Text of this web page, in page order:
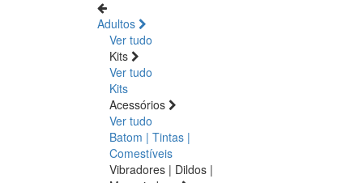
Adultos
Ver tudo
Kits
Ver tudo
Kits
Acessórios
Ver tudo
Batom | Tintas |
Comestíveis
Vibradores | Dildos |